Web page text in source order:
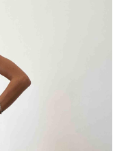
ticari elektronik ileti
Aydınlatma Metni
korunmasını, sms ve